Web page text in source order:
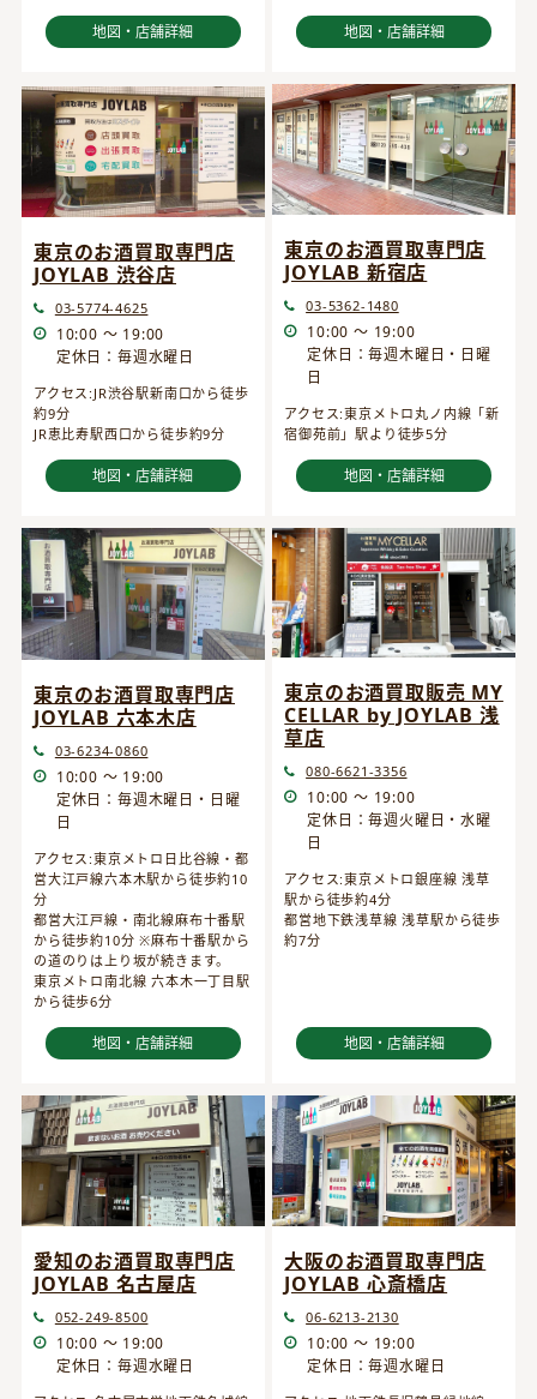
地図・店舗詳細 地図・店舗詳細
東京のお酒買取専門店
JOYLAB 渋谷店
03-5774-4625
10:00 ～ 19:00
定休日：毎週水曜日
アクセス:JR渋谷駅新南口から徒歩
約9分
JR恵比寿駅西口から徒歩約9分
地図・店舗詳細
東京のお酒買取専門店
JOYLAB 新宿店
03-5362-1480
10:00 ～ 19:00
定休日：毎週木曜日・日曜
日
アクセス:東京メトロ丸ノ内線「新
宿御苑前」駅より徒歩5分
地図・店舗詳細
東京のお酒買取専門店
JOYLAB 六本木店
03-6234-0860
10:00 ～ 19:00
定休日：毎週木曜日・日曜
日
アクセス:東京メトロ日比谷線・都
営大江戸線六本木駅から徒歩約10
分
都営大江戸線・南北線麻布十番駅
から徒歩約10分 ※麻布十番駅から
の道のりは上り坂が続きます。
東京メトロ南北線 六本木一丁目駅
から徒歩6分
地図・店舗詳細
東京のお酒買取販売 MY
CELLAR by JOYLAB 浅
草店
080-6621-3356
10:00 ～ 19:00
定休日：毎週火曜日・水曜
日
アクセス:東京メトロ銀座線 浅草
駅から徒歩約4分
都営地下鉄浅草線 浅草駅から徒歩
約7分
地図・店舗詳細
愛知のお酒買取専門店
JOYLAB 名古屋店
052-249-8500
10:00 ～ 19:00
定休日：毎週水曜日
大阪のお酒買取専門店
JOYLAB 心斎橋店
06-6213-2130
10:00 ～ 19:00
定休日：毎週水曜日